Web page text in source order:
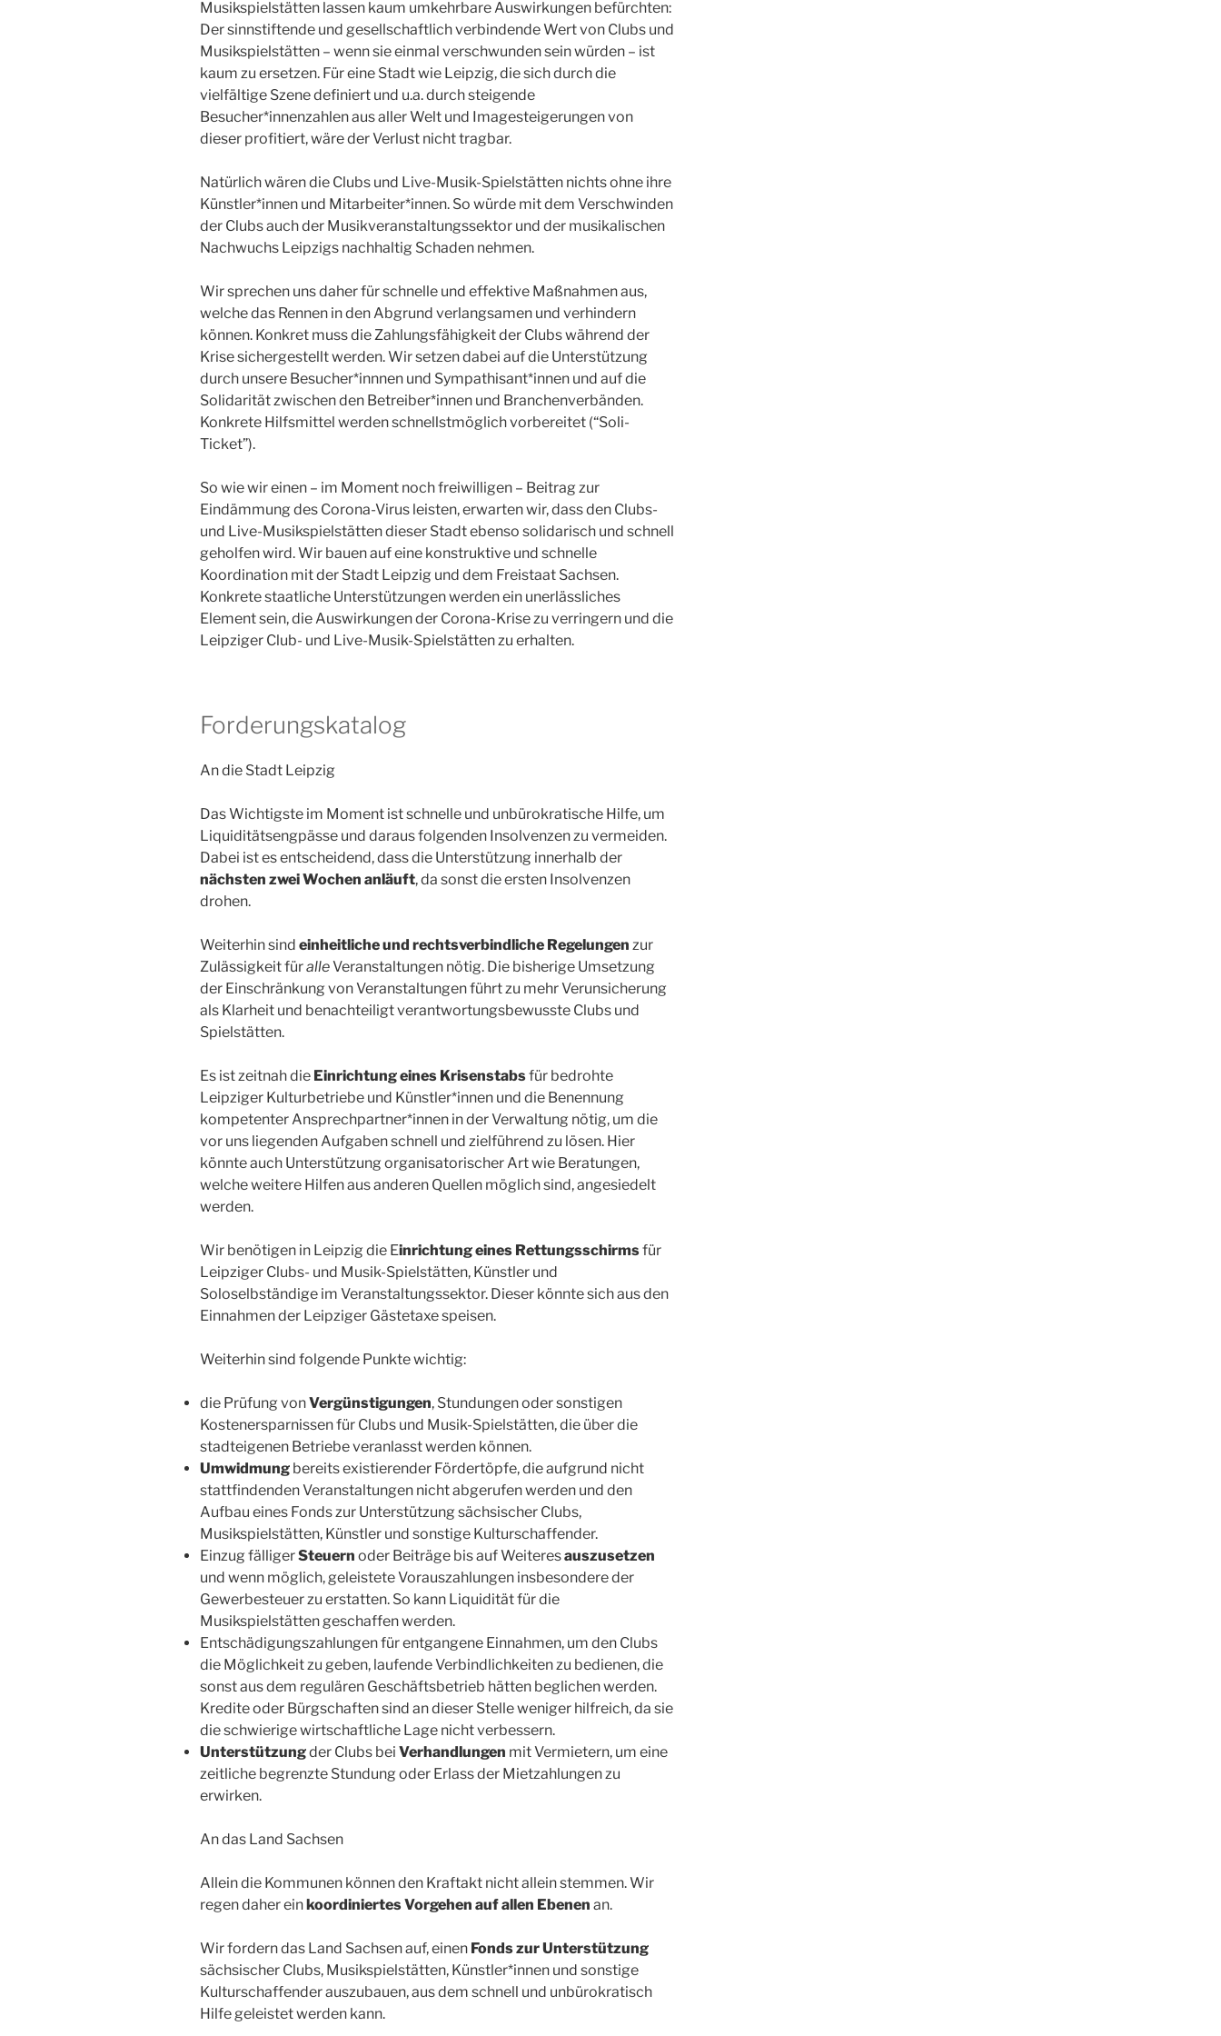
Musikspielstätten lassen kaum umkehrbare Auswirkungen befürchten:
Der sinnstiftende und gesellschaftlich verbindende Wert von Clubs und
Musikspielstätten – wenn sie einmal verschwunden sein würden – ist
kaum zu ersetzen. Für eine Stadt wie Leipzig, die sich durch die
vielfältige Szene definiert und u.a. durch steigende
Besucher*innenzahlen aus aller Welt und Imagesteigerungen von
dieser profitiert, wäre der Verlust nicht tragbar.
Natürlich wären die Clubs und Live-Musik-Spielstätten nichts ohne ihre
Künstler*innen und Mitarbeiter*innen. So würde mit dem Verschwinden
der Clubs auch der Musikveranstaltungssektor und der musikalischen
Nachwuchs Leipzigs nachhaltig Schaden nehmen.
Wir sprechen uns daher für schnelle und effektive Maßnahmen aus,
welche das Rennen in den Abgrund verlangsamen und verhindern
können. Konkret muss die Zahlungsfähigkeit der Clubs während der
Krise sichergestellt werden. Wir setzen dabei auf die Unterstützung
durch unsere Besucher*innnen und Sympathisant*innen und auf die
Solidarität zwischen den Betreiber*innen und Branchenverbänden.
Konkrete Hilfsmittel werden schnellstmöglich vorbereitet (“Soli-
Ticket”).
So wie wir einen – im Moment noch freiwilligen – Beitrag zur
Eindämmung des Corona-Virus leisten, erwarten wir, dass den Clubs-
und Live-Musikspielstätten dieser Stadt ebenso solidarisch und schnell
geholfen wird. Wir bauen auf eine konstruktive und schnelle
Koordination mit der Stadt Leipzig und dem Freistaat Sachsen.
Konkrete staatliche Unterstützungen werden ein unerlässliches
Element sein, die Auswirkungen der Corona-Krise zu verringern und die
Leipziger Club- und Live-Musik-Spielstätten zu erhalten.
Forderungskatalog
An die Stadt Leipzig
Das Wichtigste im Moment ist schnelle und unbürokratische Hilfe, um
Liquiditätsengpässe und daraus folgenden Insolvenzen zu vermeiden.
Dabei ist es entscheidend, dass die Unterstützung innerhalb der
nächsten zwei Wochen anläuft, da sonst die ersten Insolvenzen
drohen.
Weiterhin sind einheitliche und rechtsverbindliche Regelungen zur
Zulässigkeit füralleVeranstaltungen nötig. Die bisherige Umsetzung
der Einschränkung von Veranstaltungen führt zu mehr Verunsicherung
als Klarheit und benachteiligt verantwortungsbewusste Clubs und
Spielstätten.
Es ist zeitnah die Einrichtung eines Krisenstabsfür bedrohte
Leipziger Kulturbetriebe und Künstler*innen und die Benennung
kompetenter Ansprechpartner*innen in der Verwaltung nötig, um die
vor uns liegenden Aufgaben schnell und zielführend zu lösen. Hier
könnte auch Unterstützung organisatorischer Art wie Beratungen,
welche weitere Hilfen aus anderen Quellen möglich sind, angesiedelt
werden.
Wir benötigen in Leipzig die Einrichtung eines Rettungsschirmsfür
Leipziger Clubs- und Musik-Spielstätten, Künstler und
Soloselbständige im Veranstaltungssektor. Dieser könnte sich aus den
Einnahmen der Leipziger Gästetaxe speisen.
Weiterhin sind folgende Punkte wichtig:
die Prüfung vonVergünstigungen, Stundungen oder sonstigen
Kostenersparnissen für Clubs und Musik-Spielstätten, die über die
stadteigenen Betriebe veranlasst werden können.
Umwidmung bereits existierender Fördertöpfe, die aufgrund nicht
stattfindenden Veranstaltungen nicht abgerufen werden und den
Aufbau eines Fonds zur Unterstützung sächsischer Clubs,
Musikspielstätten, Künstler und sonstige Kulturschaffender.
Einzug fälligerSteuern oder Beiträge bis auf Weiteresauszusetzen
und wenn möglich, geleistete Vorauszahlungen insbesondere der
Gewerbesteuer zu erstatten. So kann Liquidität für die
Musikspielstätten geschaffen werden.
Entschädigungszahlungen für entgangene Einnahmen, um den Clubs
die Möglichkeit zu geben, laufende Verbindlichkeiten zu bedienen, die
sonst aus dem regulären Geschäftsbetrieb hätten beglichen werden.
Kredite oder Bürgschaften sind an dieser Stelle weniger hilfreich, da sie
die schwierige wirtschaftliche Lage nicht verbessern.
Unterstützungder Clubs bei Verhandlungen mit Vermietern, um eine
zeitliche begrenzte Stundung oder Erlass der Mietzahlungen zu
erwirken.
An das Land Sachsen
Allein die Kommunen können den Kraftakt nicht allein stemmen. Wir
regen daher einkoordiniertes Vorgehen auf allen Ebenen an.
Wir fordern das Land Sachsen auf, einen Fonds zur Unterstützung
sächsischer Clubs, Musikspielstätten, Künstler*innen und sonstige
Kulturschaffender auszubauen, aus dem schnell und unbürokratisch
Hilfe geleistet werden kann.